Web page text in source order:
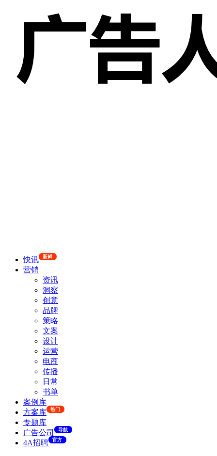
快讯 新鲜
营销
资讯
洞察
创意
品牌
策略
文案
设计
运营
电商
传播
日常
书单
案例库
方案库
热门
专题库
广告公司
导航
4A招聘 官方